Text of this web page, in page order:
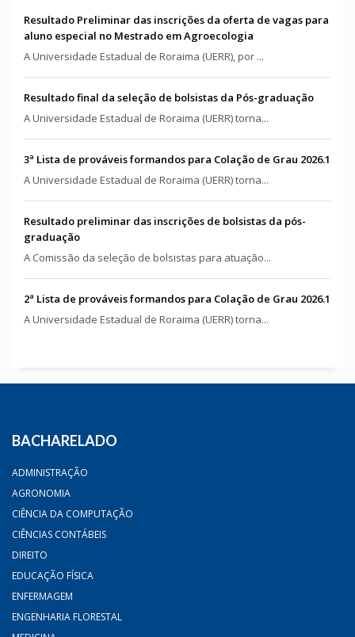
Resultado Preliminar das inscrições da oferta de vagas para
aluno especial no Mestrado em Agroecologia
A Universidade Estadual de Roraima (UERR), por ...
Resultado final da seleção de bolsistas da Pós-graduação
A Universidade Estadual de Roraima (UERR) torna...
3ª Lista de prováveis formandos para Colação de Grau 2026.1
A Universidade Estadual de Roraima (UERR) torna...
Resultado preliminar das inscrições de bolsistas da pós-
graduação
A Comissão da seleção de bolsistas para atuação...
2ª Lista de prováveis formandos para Colação de Grau 2026.1
A Universidade Estadual de Roraima (UERR) torna...
BACHARELADO
ADMINISTRAÇÃO
AGRONOMIA
CIÊNCIA DA COMPUTAÇÃO
CIÊNCIAS CONTÁBEIS
DIREITO
EDUCAÇÃO FÍSICA
ENFERMAGEM
ENGENHARIA FLORESTAL